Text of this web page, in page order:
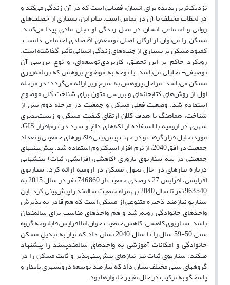
نزدیک‌ترین پدیده برای انسان، فضایی است که در آن زندگی می‌کند و
در لحظات مختلف با آن در تماس است. بنابراین، بسیاری از خصلت‌های
روانی و اجتماعی انسان در محل زندگی او تجلی مادی پیدا می‌کنند.
مسکن را می‌توان از ارکان اصلی توسعه‌ی اقتصادی اجتماعی دانست.
کمبود مسکن بر بسیاری از جنبه‌های زندگی انسانی تأثیر گذاشته است.
رویکرد حاکم بر این تحقیق، کاربردی–توسعه‌ای، و نوع بررسی آن
توصیفی- تحلیلی می‌باشد. با توجه به موضوع پژوهش که برنامه‌ریزی
مسکن می‌باشد، مراحل پژوهش به شرح زیر ارائه می‌گردد: در مرحله
اول از روش‌های کتابخانه‌ای و بررسی متون برای شناخت کلی موضوع
استفاده شد. وضعیت فعلی مسکن و جمعیت در مرحله دوم پس از
شناخت، هماهنگ با هدف کلان ارتقای کیفیت مسکن و زیست‌پذیری
شهری در ارومیه با استفاده از لکه‌های داغ و سرد در نرم‌افزار GIS،
موردتحلیل قرار گرفت و در جهت پیش‌بینی فاکتورهای جمعیتی و تعداد
جمعیت در افق 2040، از نرم افزار اسپکتروم استفاده شد. پیش‌بینیهای
جمعیتی در سه سناریوی باروری (کاهشی، افزایشی، ثبات) بینشهایی
درباره نیازهای در حال تحول مسکن در ارومیه ارائه کرد. سناریوی
افزایشی، افزایش 27 درصدی جمعیت از 746,860 نفر در سال 2015 به
963,540 نفر تا سال 2040 بههمراه جمعیت سالمند را پیش‌بینی کرد. این
سناریو نیازمند ذخیره متنوعی از مسکن است که هم قادر به پذیرش
واحدهای خانوادگی روبه‌رشد و هم واحدهای مناسب برای سالمندان
باشد. سناریوی کاهشی، کاهش جمعیت جوان اما افزایش قابلتوجه گروه
سنی 50-59 سال را تا سال 2040 نشان داد که نیاز به تبدیلِ مسکن
خانوادگی و امکانات آموزشی به واحدهای سالمندپسند را پیشنهاد
میکند. سناریوی ثبات نیز نیازهای پیش‌بینی‌پذیر و ثابت مسکن را در
گروههای سنی مختلف نشان داد که نیازمند توسعه درونشهری پایدار و
پاسخگو به ترکیب در حال تغییر خانوارها بود.